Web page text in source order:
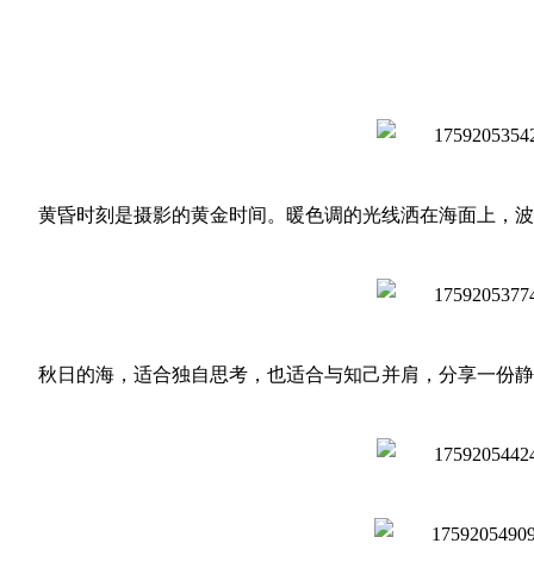
黄昏时刻是摄影的黄金时间。暖色调的光线洒在海面上，
秋日的海，适合独自思考，也适合与知己并肩，分享一份